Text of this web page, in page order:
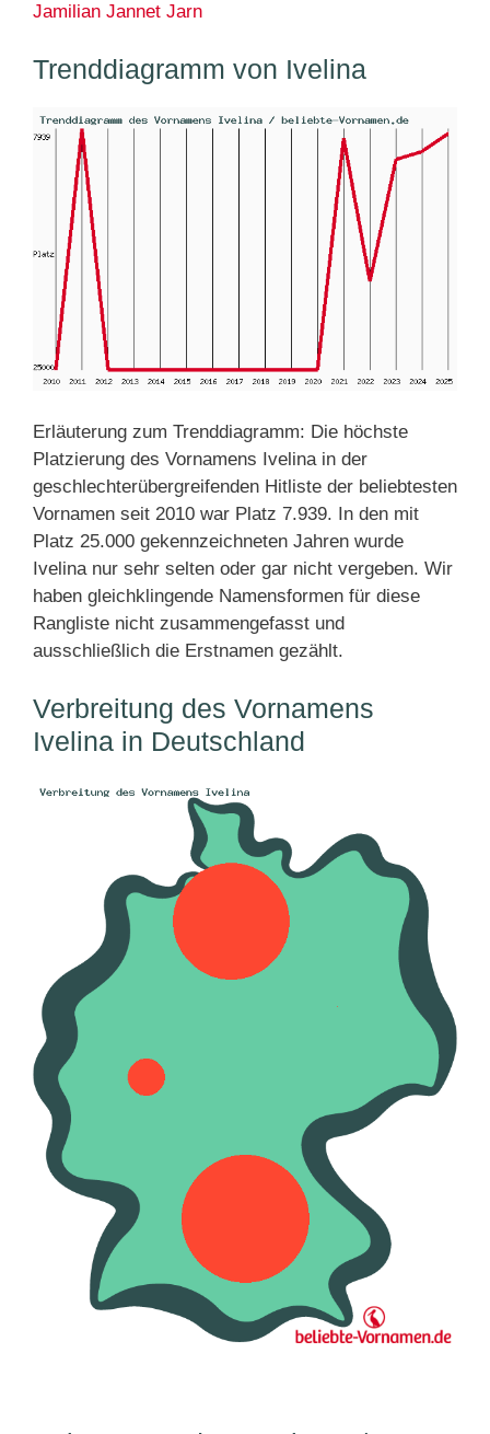
Jamilian Jannet Jarn
Trenddiagramm von Ivelina
Erläuterung zum Trenddiagramm: Die höchste
Platzierung des Vornamens Ivelina in der
geschlechterübergreifenden Hitliste der beliebtesten
Vornamen seit 2010 war Platz 7.939. In den mit
Platz 25.000 gekennzeichneten Jahren wurde
Ivelina nur sehr selten oder gar nicht vergeben. Wir
haben gleichklingende Namensformen für diese
Rangliste nicht zusammengefasst und
ausschließlich die Erstnamen gezählt.
Verbreitung des Vornamens
Ivelina in Deutschland